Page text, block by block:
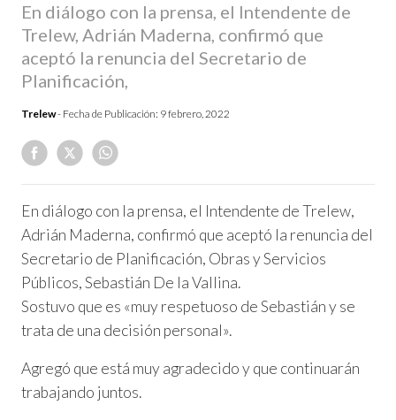
En diálogo con la prensa, el Intendente de
Trelew, Adrián Maderna, confirmó que
aceptó la renuncia del Secretario de
Planificación,
Trelew- Fecha de Publicación: 9 febrero, 2022
En diálogo con la prensa, el Intendente de Trelew,
Adrián Maderna, confirmó que aceptó la renuncia del
Secretario de Planificación, Obras y Servicios
Públicos, Sebastián De la Vallina.
Sostuvo que es «muy respetuoso de Sebastián y se
trata de una decisión personal».
Agregó que está muy agradecido y que continuarán
trabajando juntos.